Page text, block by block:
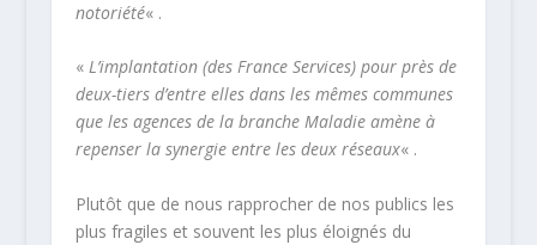
notoriété« .
« L’implantation (des France Services) pour près de
deux-tiers d’entre elles dans les mêmes communes
que les agences de la branche Maladie amène à
repenser la synergie entre les deux réseaux« .
Plutôt que de nous rapprocher de nos publics les
plus fragiles et souvent les plus éloignés du